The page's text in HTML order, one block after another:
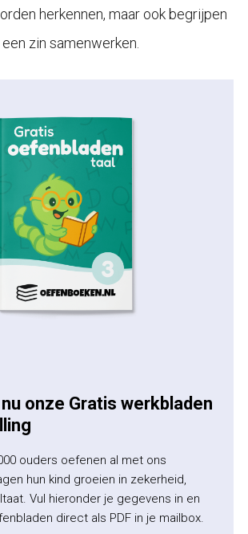
herkennen, maar ook begrijpen
zin samenwerken.
onze Gratis werkbladen
ouders oefenen al met ons
hun kind groeien in zekerheid,
Vul hieronder je gegevens in en
direct als PDF in je mailbox.